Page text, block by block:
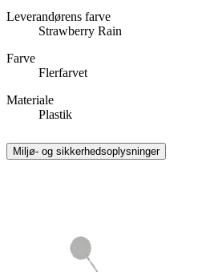
Leverandørens farve
Strawberry Rain
Farve
Flerfarvet
Materiale
Plastik
Miljø- og sikkerhedsoplysninger